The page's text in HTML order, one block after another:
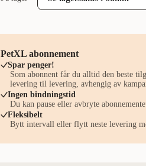
PetXL abonnement
Spar penger!
Som abonnent får du alltid den beste
levering til levering, avhengig av
Ingen bindningstid
Du kan pause eller avbryte
Fleksibelt
Bytt intervall eller flytt neste levering